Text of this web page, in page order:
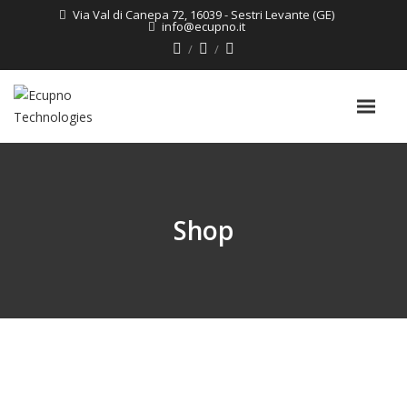
Via Val di Canepa 72, 16039 - Sestri Levante (GE)
info@ecupno.it
Shop